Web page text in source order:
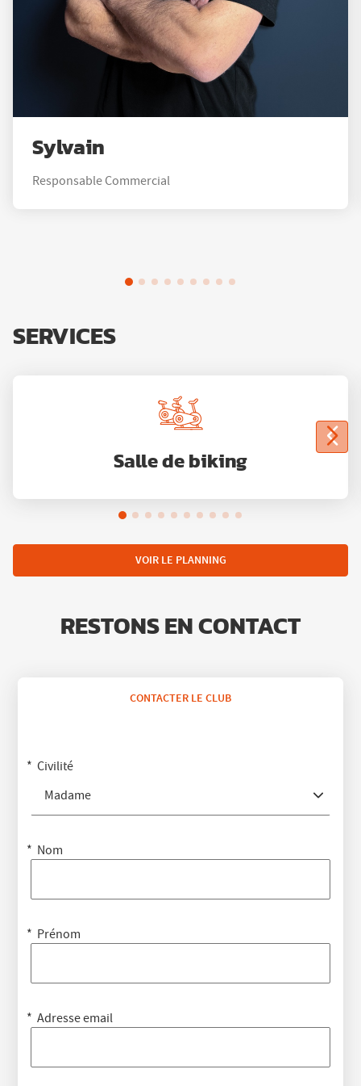
Sylvain
Responsable Commercial
SERVICES
Salle de biking
VOIR LE PLANNING
RESTONS EN CONTACT
CONTACTER LE CLUB
Civilité
Madame
Nom
Prénom
Adresse email